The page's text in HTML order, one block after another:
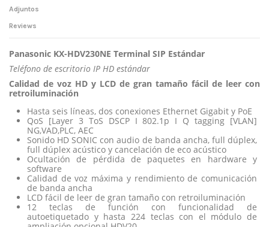
Adjuntos
Reviews
Panasonic KX-HDV230NE Terminal SIP Estándar
Teléfono de escritorio IP HD estándar
Calidad de voz HD y LCD de gran tamaño fácil de leer con
retroiluminación
Hasta seis líneas, dos conexiones Ethernet Gigabit y PoE
QoS [Layer 3 ToS DSCP I 802.1p I Q tagging [VLAN]
NG,VAD,PLC, AEC
Sonido HD SONIC con audio de banda ancha, full dúplex,
full dúplex acústico y cancelación de eco acústico
Ocultación de pérdida de paquetes en hardware y
software
Calidad de voz máxima y rendimiento de comunicación
de banda ancha
LCD fácil de leer de gran tamaño con retroiluminación
12 teclas de función con funcionalidad de
autoetiquetado y hasta 224 teclas con el módulo de